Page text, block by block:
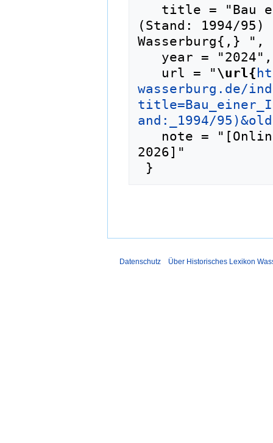
(Stand: 1994/
Wasserburg{,} ",
   url = "
\url{
wasserburg.de/
and:_1994/
2026]"
Datenschutz Über Historisches Lexikon